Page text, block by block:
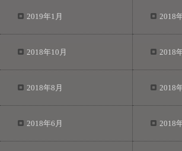
2019年1月 2018
2018年10月 2018
2018年8月 2018
2018年6月 2018